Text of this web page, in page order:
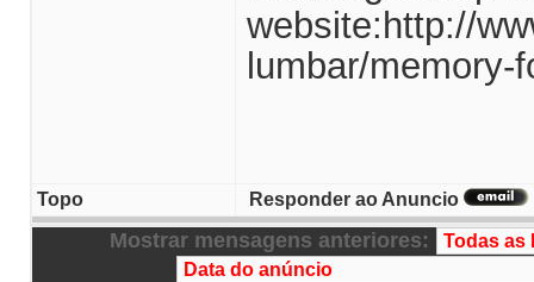
website:http://
lumbar/memory-
Topo Responder ao Anuncio
Mostrar mensagens anteriores: